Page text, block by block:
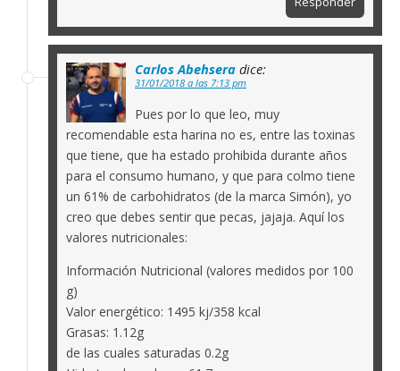
Carlos Abehsera dice:
31/01/2018 a las 7:13 pm
Pues por lo que leo, muy
recomendable esta harina no es, entre las toxinas
que tiene, que ha estado prohibida durante años
para el consumo humano, y que para colmo tiene
un 61% de carbohidratos (de la marca Simón), yo
creo que debes sentir que pecas, jajaja. Aquí los
valores nutricionales:
Información Nutricional (valores medidos por 100
g)
Valor energético: 1495 kj/358 kcal
Grasas: 1.12g
de las cuales saturadas 0.2g